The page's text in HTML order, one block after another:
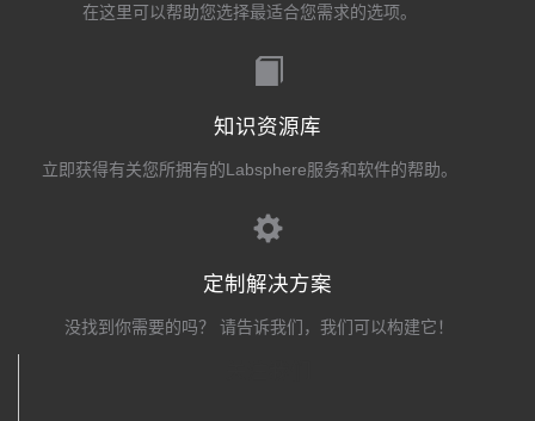
在这里可以帮助您选择最适合您需求的选项。
知识资源库
立即获得有关您所拥有的Labsphere服务和软件的帮助。
定制解决方案
没找到你需要的吗？ 请告诉我们，我们可以构建它！